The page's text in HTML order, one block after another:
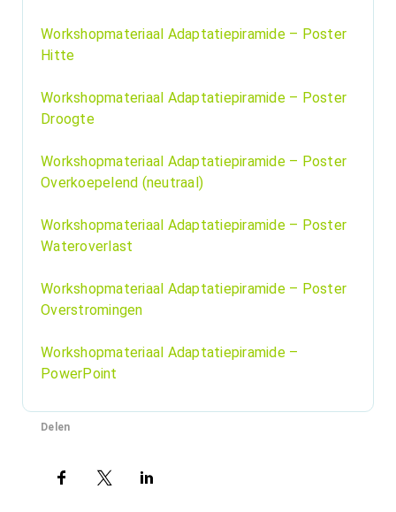
Workshopmateriaal Adaptatiepiramide – Poster
Hitte
Workshopmateriaal Adaptatiepiramide – Poster
Droogte
Workshopmateriaal Adaptatiepiramide – Poster
Overkoepelend (neutraal)
Workshopmateriaal Adaptatiepiramide – Poster
Wateroverlast
Workshopmateriaal Adaptatiepiramide – Poster
Overstromingen
Workshopmateriaal Adaptatiepiramide –
PowerPoint
Delen